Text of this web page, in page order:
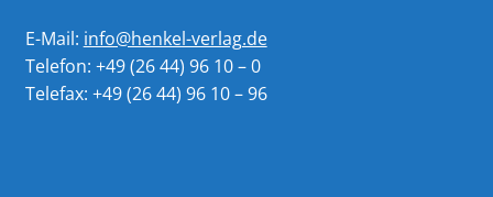
E-Mail: info@henkel-verlag.de
Telefon: +49 (26 44) 96 10 – 0
Telefax: +49 (26 44) 96 10 – 96